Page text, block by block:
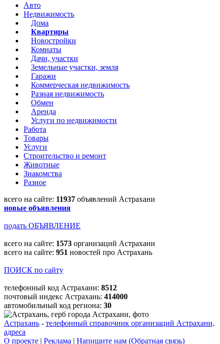
Авто
Недвижимость
Дома
Квартиры
Новостройки
Комнаты
Дачи, участки
Земельные участки, земля
Гаражи
Коммерческая недвижимость
Разная недвижимость
Обмен
Аренда
Услуги по недвижимости
Работа
Товары
Услуги
Строительство и ремонт
Животные
Знакомства
Разное
всего на сайте: 11937 объявлений Астрахани
новые объявления
подать ОБЪЯВЛЕНИЕ
всего на сайте: 1573 организаций Астрахани
всего на сайте: 951 новостей про Астрахань
ПОИСК по сайту
телефонный код Астрахани: 8512
почтовый индекс Астрахань: 414000
автомобильный код региона: 30
Астрахань - телефонный справочник организаций Астрахани,
адреса
О проекте | Реклама | Напишите нам (Обратная связь)